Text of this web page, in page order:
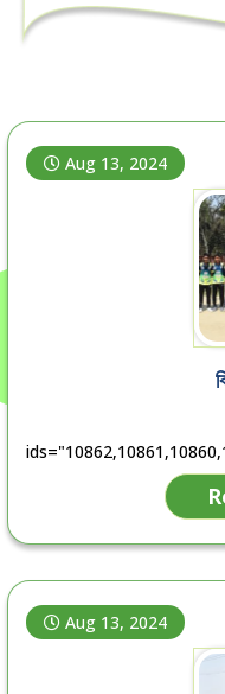
Aug 13, 2024
Aug 13, 2024